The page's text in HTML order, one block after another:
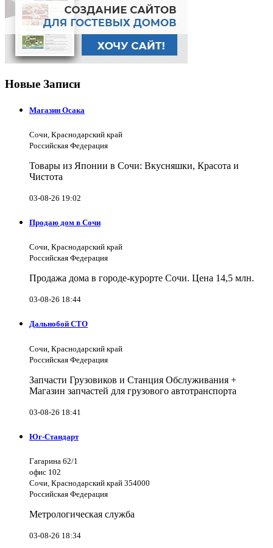
Новые Записи
Магазин Осака
Сочи, Краснодарский край
Российская Федерация
Товары из Японии в Сочи: Вкусняшки, Красота и
Чистота
03-08-26 19:02
Продаю дом в Сочи
Сочи, Краснодарский край
Российская Федерация
Продажа дома в городе-курорте Сочи. Цена 14,5 млн.
03-08-26 18:44
Дальнобой СТО
Сочи, Краснодарский край
Российская Федерация
Запчасти Грузовиков и Станция Обслуживания +
Магазин запчастей для грузового автотранспорта
03-08-26 18:41
Юг-Стандарт
Гагарина 62/1
офис 102
Сочи, Краснодарский край 354000
Российская Федерация
Метрологическая служба
03-08-26 18:34